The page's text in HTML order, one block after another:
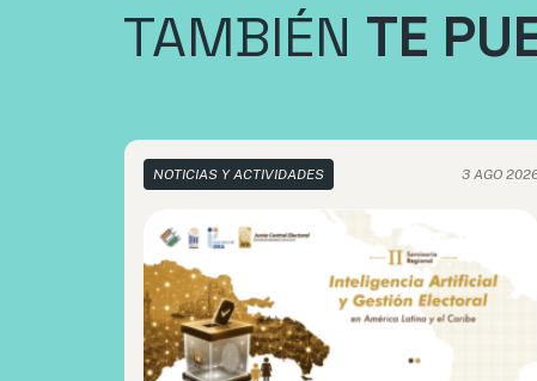
TAMBIÉN TE
NOTICIAS Y ACTIVIDADES 3 AGO